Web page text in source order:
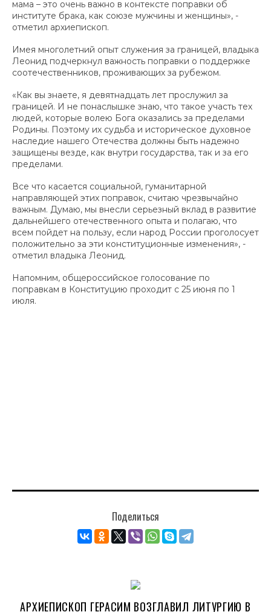
мама – это очень важно в контексте поправки об
институте брака, как союзе мужчины и женщины», -
отметил архиепископ.
Имея многолетний опыт служения за границей, владыка
Леонид подчеркнул важность поправки о поддержке
соотечественников, проживающих за рубежом.
«Как вы знаете, я девятнадцать лет прослужил за
границей. И не понаслышке знаю, что такое участь тех
людей, которые волею Бога оказались за пределами
Родины. Поэтому их судьба и историческое духовное
наследие нашего Отечества должны быть надежно
защищены везде, как внутри государства, так и за его
пределами.
Все что касается социальной, гуманитарной
направляющей этих поправок, считаю чрезвычайно
важным. Думаю, мы внесли серьезный вклад в развитие
дальнейшего отечественного опыта и полагаю, что
всем пойдет на пользу, если народ России проголосует
положительно за эти конституционные изменения», -
отметил владыка Леонид.
Напомним, общероссийское голосование по
поправкам в Конституцию проходит с 25 июня по 1
июля.
Поделиться
АРХИЕПИСКОП ГЕРАСИМ ВОЗГЛАВИЛ ЛИТУРГИЮ В